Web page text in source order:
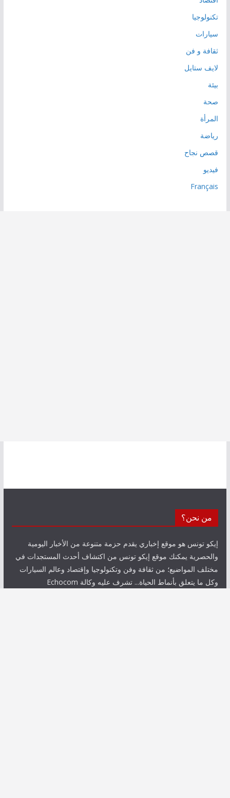
تكنولوجيا
سيارات
ثقافة و فن
لايف ستايل
بيئة
صحة
المرأة
رياضة
قصص نجاح
فيديو
Français
من نحن؟
إيكو تونس هو موقع إخباري يقدم حزمة متنوعة من الأخبار اليومية
والحصرية يمكنك موقع إيكو تونس من اكتشاف أحدث المستجدات في
مختلف المواضيع؛ من ثقافة وفن وتكنولوجيا وإقتصاد وعالم السيارات
وكل ما يتعلق بأنماط الحياة... تشرف عليه وكالة Echocom